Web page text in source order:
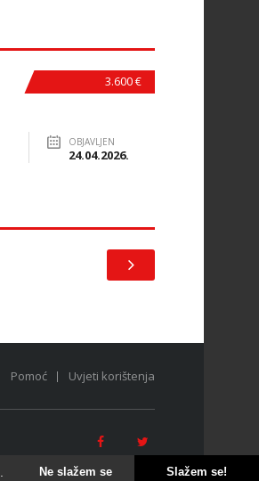
Ne slažem se Slažem se!
3.600 €
OBJAVLJEN
24.04.2026.
Pomoć Uvjeti korištenja